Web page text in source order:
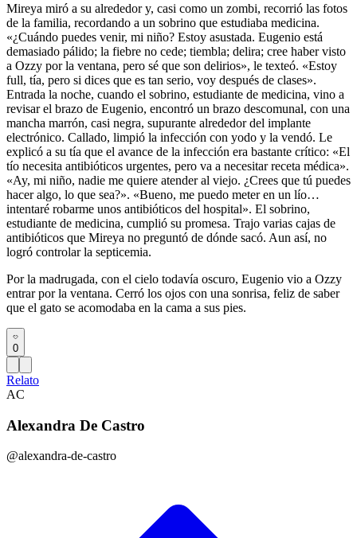
Mireya miró a su alrededor y, casi como un zombi, recorrió las fotos
de la familia, recordando a un sobrino que estudiaba medicina.
«¿Cuándo puedes venir, mi niño? Estoy asustada. Eugenio está
demasiado pálido; la fiebre no cede; tiembla; delira; cree haber visto
a Ozzy por la ventana, pero sé que son delirios», le texteó. «Estoy
full, tía, pero si dices que es tan serio, voy después de clases».
Entrada la noche, cuando el sobrino, estudiante de medicina, vino a
revisar el brazo de Eugenio, encontró un brazo descomunal, con una
mancha marrón, casi negra, supurante alrededor del implante
electrónico. Callado, limpió la infección con yodo y la vendó. Le
explicó a su tía que el avance de la infección era bastante crítico: «El
tío necesita antibióticos urgentes, pero va a necesitar receta médica».
«Ay, mi niño, nadie me quiere atender al viejo. ¿Crees que tú puedes
hacer algo, lo que sea?». «Bueno, me puedo meter en un lío…
intentaré robarme unos antibióticos del hospital». El sobrino,
estudiante de medicina, cumplió su promesa. Trajo varias cajas de
antibióticos que Mireya no preguntó de dónde sacó. Aun así, no
logró controlar la septicemia.
Por la madrugada, con el cielo todavía oscuro, Eugenio vio a Ozzy
entrar por la ventana. Cerró los ojos con una sonrisa, feliz de saber
que el gato se acomodaba en la cama a sus pies.
0
Relato
AC
Alexandra De Castro
@alexandra-de-castro